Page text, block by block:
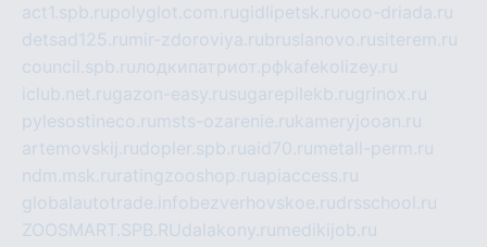
act1.spb.rupolyglot.com.rugidlipetsk.ruooo-driada.ru
detsad125.ru mir-zdoroviya.rubruslanovo.rusiterem.ru
council.spb.ruлодкипатриот.рфkafekolizey.ru
iclub.net.rugazon-easy.rusugarepilekb.rugrinox.ru
pylesostineco.ru msts-ozarenie.rukameryjooan.ru
artemovskij.rudopler.spb.ruaid70.ru metall-perm.ru
ndm.msk.ru ratingzooshop.ruapiaccess.ru
globalautotrade.info bezverhovskoe.rudrsschool.ru
ZOOSMART.SPB.RUdalakony.ru medikijob.ru